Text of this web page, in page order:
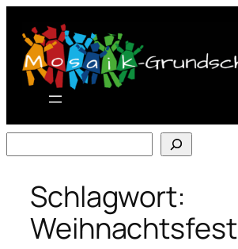
Inhalt
springen
Schlagwort:
Weihnachtsfest